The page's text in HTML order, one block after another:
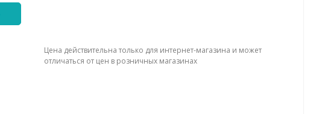
Цена действительна только для интернет-магазина и может
отличаться от цен в розничных магазинах